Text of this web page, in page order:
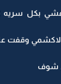
بكل سريه
وقفت عند
شوف